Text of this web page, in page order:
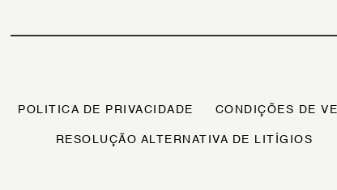
POLITICA DE PRIVACIDADE CONDIÇÕES DE
RESOLUÇÃO ALTERNATIVA DE LITÍGIOS